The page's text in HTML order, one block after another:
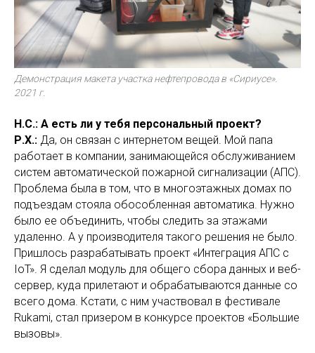
Демонстрация макета участка нефтепровода в «Сириусе».
2021 г.
Н.С.: А есть ли у тебя персональный проект?
Р.Х.: Да, он связан с интернетом вещей. Мой папа
работает в компании, занимающейся обслуживанием
систем автоматической пожарной сигнализации (АПС).
Проблема была в том, что в многоэтажных домах по
подъездам стояла обособленная автоматика. Нужно
было ее объединить, чтобы следить за этажами
удаленно. А у производителя такого решения не было.
Пришлось разрабатывать проект «Интеграция АПС с
IoT». Я сделал модуль для общего сбора данных и веб-
сервер, куда прилетают и обрабатываются данные со
всего дома. Кстати, с ним участвовал в фестивале
Rukami, стал призером в конкурсе проектов «Большие
вызовы».